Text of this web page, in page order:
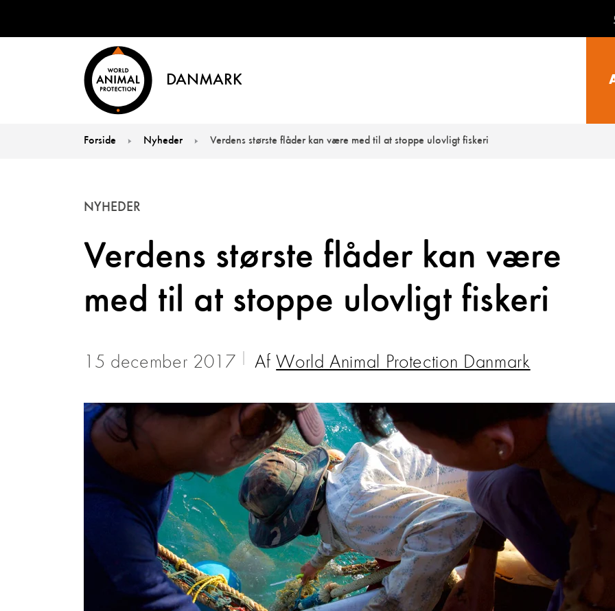
DANMARK
Forside Nyheder Verdens største flåder kan være med til at stoppe ulovligt fiskeri
Verdens største flåder kan være
med til at stoppe ulovligt fiskeri
NYHEDER
15 december 2017 Af World Animal Protection Danmark